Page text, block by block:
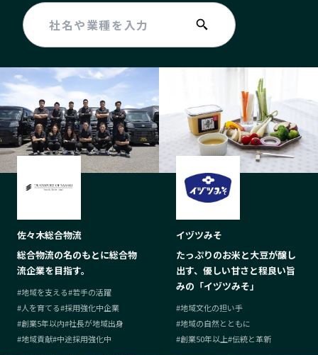
佐々木総合物流
総合物流の名のもとに総合物
流企業を目指す。
#地域を支える#若手の活躍
#人を育てる#採用強化中企業
#創業5年以内#社長が地域出身
#地域貢献#中途採用強化中
イヅツみそ
たっぷりのお米と大豆が醸し
出す、優しい甘さと程良い旨
みの「イヅツみそ」
#地域文化の担い手
#地域の自然とともに
#創業50年以上#伝統と革新